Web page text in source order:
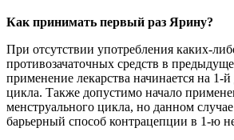
Как принимать первый раз Ярину?
При отсутствии употребления каких-
противозачаточных средств в
применение лекарства начинается на 1-
цикла. Также допустимо начало
менструального цикла, но данном
барьерный способ контрацепции в 1-ю